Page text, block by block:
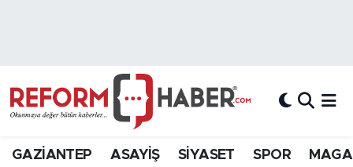
GAZİANTEP ASAYİŞ SİYASET SPOR
Hava Durumu